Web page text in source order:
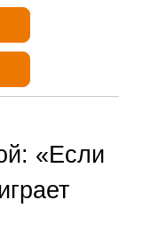
«Если